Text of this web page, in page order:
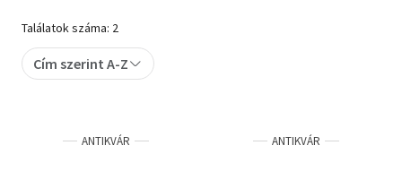
Művészet
Szakkönyv
Tankönyv, segédkönyv
Találatok száma: 2
Cím szerint A-Z
ANTIKVÁR ANTIKVÁR